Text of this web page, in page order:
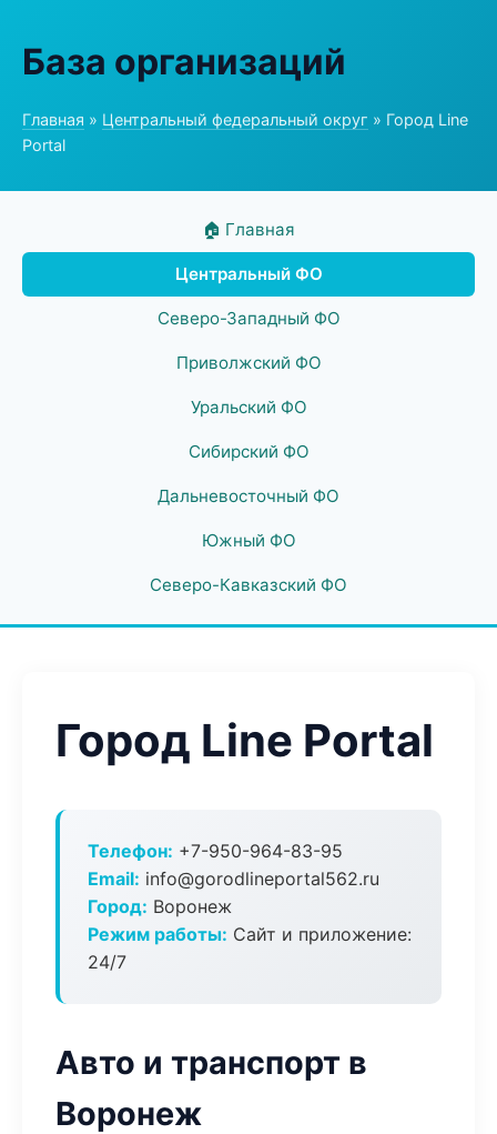
База организаций
Главная » Центральный федеральный округ » Город Line
Portal
🏠 Главная
Центральный ФО
Северо-Западный ФО
Приволжский ФО
Уральский ФО
Сибирский ФО
Дальневосточный ФО
Южный ФО
Северо-Кавказский ФО
Город Line Portal
Телефон: +7-950-964-83-95
Email: info@gorodlineportal562.ru
Город: Воронеж
Режим работы: Сайт и приложение:
24/7
Авто и транспорт в
Воронеж